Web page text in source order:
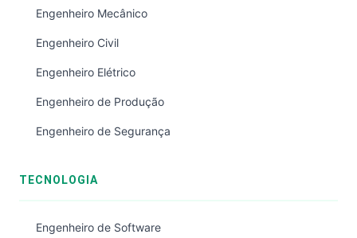
Engenheiro Mecânico
Engenheiro Civil
Engenheiro Elétrico
Engenheiro de Produção
Engenheiro de Segurança
TECNOLOGIA
Engenheiro de Software